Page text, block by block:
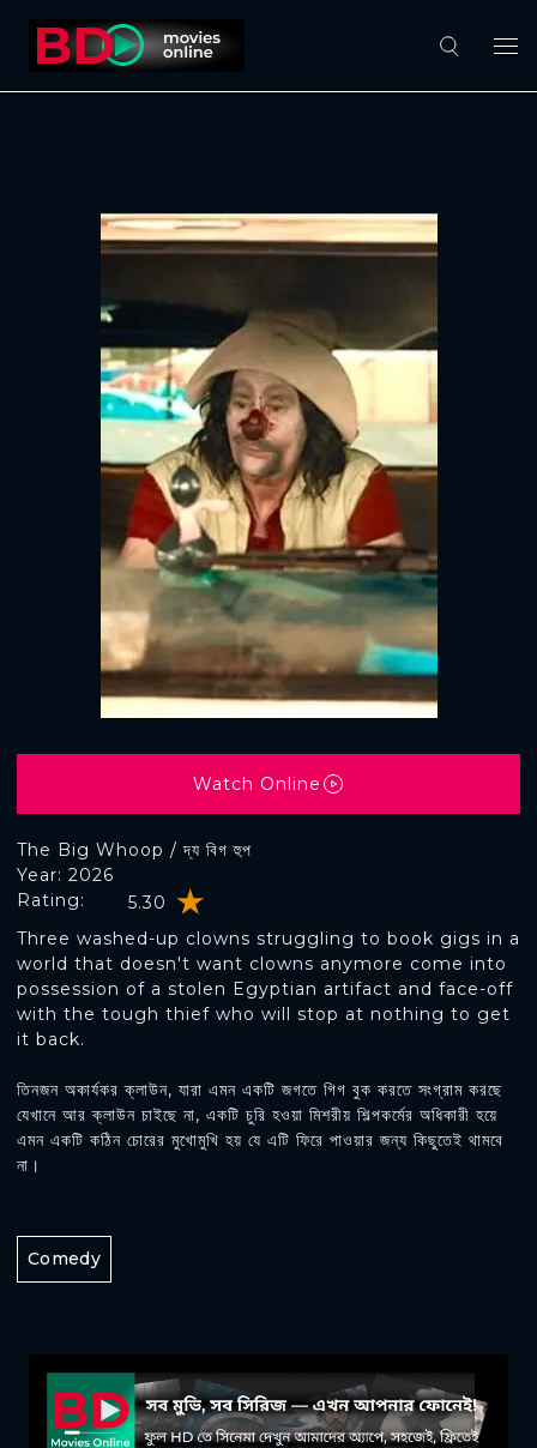
The Big Whoop / দ্য বিগ হুপ
Rating: 5.30
Year: 2026
Three washed-up clowns struggling to book gigs in a
world that doesn't want clowns anymore come into
possession of a stolen Egyptian artifact and face-off
with the tough thief who will stop at nothing to get
it back.
তিনজন অকার্যকর ক্লাউন, যারা এমন একটি জগতে গিগ বুক করতে সংগ্রাম করছে
যেখানে আর ক্লাউন চাইছে না, একটি চুরি হওয়া মিশরীয় শিল্পকর্মের অধিকারী হয়ে
এমন একটি কঠিন চোরের মুখোমুখি হয় যে এটি ফিরে পাওয়ার জন্য কিছুতেই থামবে
না।
Watch Online
Comedy